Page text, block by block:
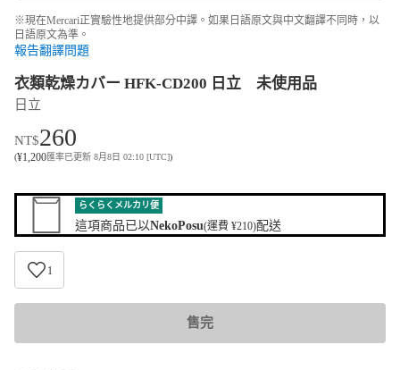
※現在Mercari正實驗性地提供部分中譯。如果日語原文與中文翻譯不同時，以
日語原文為準。
報告翻譯問題
衣類乾燥カバー HFK-CD200 日立 未使用品
日立
NT$260
(¥1,200匯率已更新 8月8日 02:10 [UTC])
らくらくメルカリ便
這項商品已以NekoPosu(運費 ¥210)配送
1
售完